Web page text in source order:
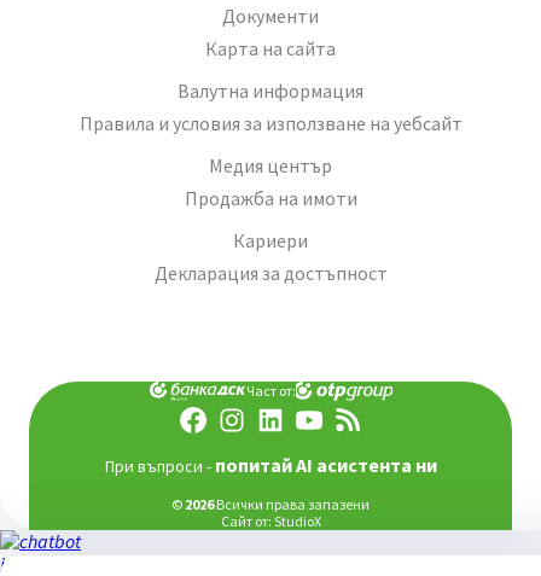
Документи
Карта на сайта
Валутна информация
Правила и условия за използване на уебсайт
Медия център
Продажба на имоти
Кариери
Декларация за достъпност
Част от:
При въпроси - попитай AI асистента ни
© 2026Всички права запазени
Сайт от: StudioX